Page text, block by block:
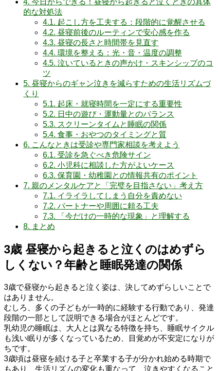
4. 今日からできる！昼寝から起きると泣くときの具体
的な対処法
4.1. 起こし方を工夫する：段階的に覚醒させる
4.2. 昼寝前後のルーティンで安心感を作る
4.3. 昼寝の長さと時間帯を見直す
4.4. 環境を整える：光・音・温度の調整
4.5. 泣いているときの声かけ・スキンシップのコ
ツ
5. 昼寝からのギャン泣きを減らすための生活リズムづ
くり
5.1. 起床・就寝時間を一定にする重要性
5.2. 日中の遊び・運動量とのバランス
5.3. スクリーンタイムと睡眠の関係
5.4. 食事・おやつのタイミングと質
6. こんなときは受診や専門家相談を考えよう
6.1. 受診を急ぐべき危険サイン
6.2. 小児科に相談した方がよいケース
6.3. 保育園・幼稚園との情報共有のポイント
7. 親のメンタルケアと「完璧を目指さない」考え方
7.1. イライラしてしまう自分を責めない
7.2. パートナーや周囲に頼る工夫
7.3. 「今だけの一時的な現象」と理解する
8. まとめ
3歳 昼寝から起きると泣くのはめずら
しくない？年齢と睡眠発達の関係
3歳で昼寝から起きると泣く姿は、決してめずらしいことで
はありません。
むしろ、多くの子どもが一時的に経験する行動であり、発達
段階の一部として説明できる場合がほとんどです。
乳幼児の睡眠は、大人とは異なる特徴を持ち、睡眠サイクル
も浅い眠りが多くなっているため、目覚めが不安定になりが
ちです。
3歳頃は昼寝を続ける子と卒業する子が分かれ始める時期で
もあり、生活リズムの変化も重なって、泣きやすくなること